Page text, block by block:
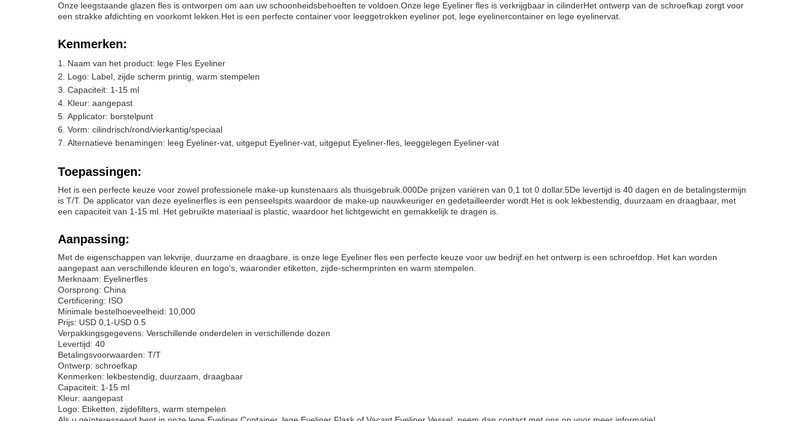
Onze leegstaande glazen fles is ontworpen om aan uw schoonheidsbehoeften te voldoen.Onze lege Eyeliner fles is verkrijgbaar in cilinderHet ontwerp van de schroefkap zorgt voor
een strakke afdichting en voorkomt lekken.Het is een perfecte container voor leeggetrokken eyeliner pot, lege eyelinercontainer en lege eyelinervat.
Kenmerken:
Naam van het product: lege Fles Eyeliner
Logo: Label, zijde scherm printig, warm stempelen
Capaciteit: 1-15 ml
Kleur: aangepast
Applicator: borstelpunt
Vorm: cilindrisch/rond/vierkantig/speciaal
Alternatieve benamingen: leeg Eyeliner-vat, uitgeput Eyeliner-vat, uitgeput Eyeliner-fles, leeggelegen Eyeliner-vat
Toepassingen:
Het is een perfecte keuze voor zowel professionele make-up kunstenaars als thuisgebruik.000De prijzen variëren van 0,1 tot 0 dollar.5De levertijd is 40 dagen en de betalingstermijn
is T/T. De applicator van deze eyelinerfles is een penseelspits.waardoor de make-up nauwkeuriger en gedetailleerder wordt.Het is ook lekbestendig, duurzaam en draagbaar, met
een capaciteit van 1-15 ml. Het gebruikte materiaal is plastic, waardoor het lichtgewicht en gemakkelijk te dragen is.
Aanpassing:
Met de eigenschappen van lekvrije, duurzame en draagbare, is onze lege Eyeliner fles een perfecte keuze voor uw bedrijf.en het ontwerp is een schroefdop. Het kan worden
aangepast aan verschillende kleuren en logo's, waaronder etiketten, zijde-schermprinten en warm stempelen.
Merknaam: Eyelinerfles
Oorsprong: China
Certificering: ISO
Minimale bestelhoeveelheid: 10,000
Prijs: USD 0,1-USD 0.5
Verpakkingsgegevens: Verschillende onderdelen in verschillende dozen
Levertijd: 40
Betalingsvoorwaarden: T/T
Ontwerp: schroefkap
Kenmerken: lekbestendig, duurzaam, draagbaar
Capaciteit: 1-15 ml
Kleur: aangepast
Logo: Etiketten, zijdefilters, warm stempelen